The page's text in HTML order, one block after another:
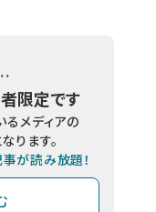
限定です
るメディアの
ります。
が読み放題！